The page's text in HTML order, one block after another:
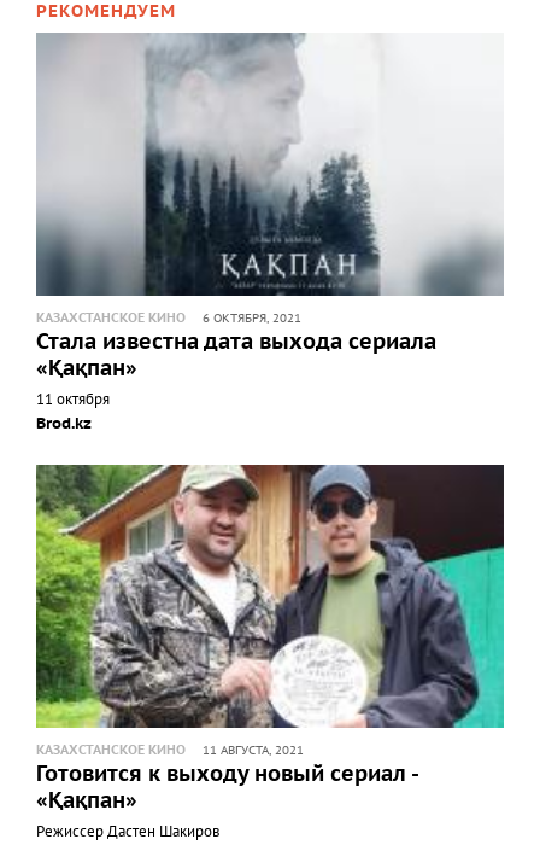
РЕКОМЕНДУЕМ
КАЗАХСТАНСКОЕ КИНО 6 ОКТЯБРЯ, 2021
Стала известна дата выхода сериала
«Қақпан»
11 октября
Brod.kz
КАЗАХСТАНСКОЕ КИНО 11 АВГУСТА, 2021
Готовится к выходу новый сериал -
«Қақпан»
Режиссер Дастен Шакиров